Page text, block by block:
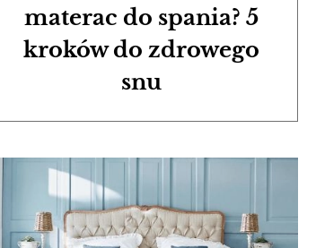
materac do spania? 5
kroków do zdrowego
snu